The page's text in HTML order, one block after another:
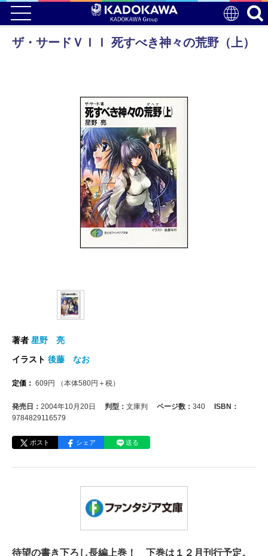
ザ・サードＶＩＩ 死すべき神々の荒野（上）
著者 星野 亮
イラスト 後藤 なお
定価： 609 円 （本体580円＋税）
発売日： 2004年10月20日 判型： 文庫判 ページ数： 340
ISBN：
9784829116579
ポスト シェア 送る
待望の書き下ろし長編上巻！ 下巻は１２月刊行予定。